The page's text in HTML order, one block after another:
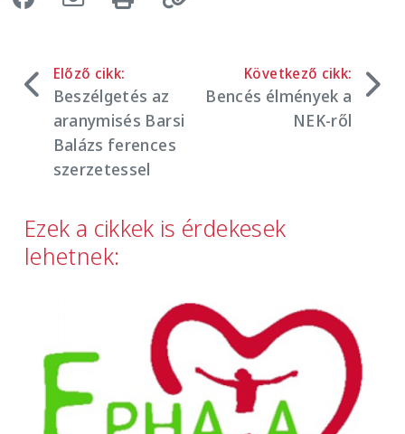
Előző cikk:
Beszélgetés az
aranymisés Barsi
Balázs ferences
szerzetessel
Következő cikk:
Bencés élmények a
NEK-ről
Ezek a cikkek is érdekesek
lehetnek: